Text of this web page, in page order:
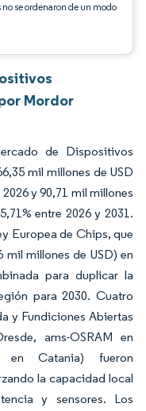
se ordenaron de un modo
Mordor
de Dispositivos
mil millones de USD
y 90,71 mil millones
entre 2026 y 2031.
Europea de Chips, que
mil millones de USD) en
para duplicar la
para 2030. Cuatro
y Fundiciones Abiertas
ams-OSRAM en
en Catania) fueron
la capacidad local
y sensores. Los